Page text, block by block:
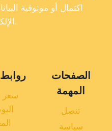
اكتمال أو موثوقية
الإلكتروني.
سعر
الصفحات
المهمة
تنصل
سياسة